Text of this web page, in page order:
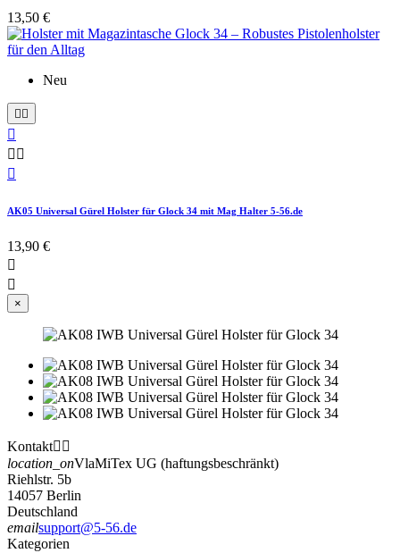
13,50 €
Neu
 

 

AK05 Universal Gürel Holster für Glock 34 mit Mag Halter 5-56.de
13,90 €


×
Kontakt 
location_onVlaMiTex UG (haftungsbeschränkt)
Riehlstr. 5b
14057 Berlin
Deutschland
emailsupport@5-56.de
Kategorien